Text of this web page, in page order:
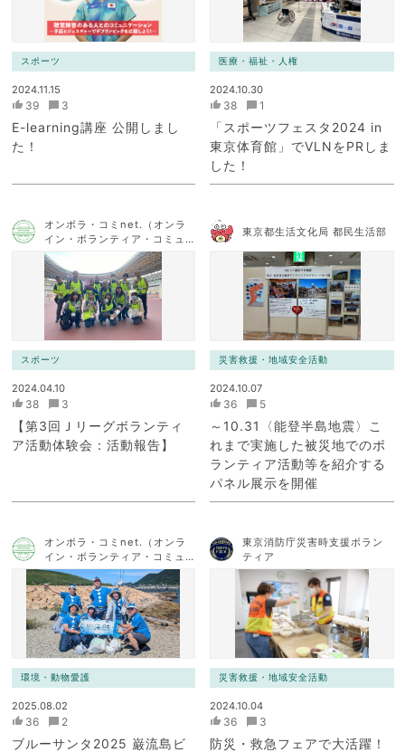
スポーツ
2024.11.15
39 3
E-learning講座 公開しまし
た！
医療・福祉・人権
2024.10.30
38 1
「スポーツフェスタ2024 in
東京体育館」でVLNをPRしま
した！
オンボラ・コミnet.（オンラ
イン・ボランティア・コミュ
ニケーション・ネットワー
ク）
スポーツ
2024.04.10
38 3
【第3回Ｊリーグボランティ
ア活動体験会：活動報告】
東京都生活文化局 都民生活部
災害救援・地域安全活動
2024.10.07
36 5
～10.31〈能登半島地震〉こ
れまで実施した被災地でのボ
ランティア活動等を紹介する
パネル展示を開催
オンボラ・コミnet.（オンラ
イン・ボランティア・コミュ
ニケーション・ネットワー
ク）
環境・動物愛護
2025.08.02
36 2
ブルーサンタ2025 巌流島ビ
東京消防庁災害時支援ボラン
ティア
災害救援・地域安全活動
2024.10.04
36 3
防災・救急フェアで大活躍！